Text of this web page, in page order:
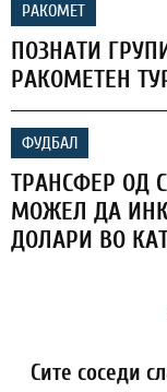
РАКОМЕТ
ПОЗНАТИ
РАКОМЕТЕН
ФУДБАЛ
ТРАНСФЕР ОД
МОЖЕЛ ДА
ДОЛАРИ ВО
Сите соседи